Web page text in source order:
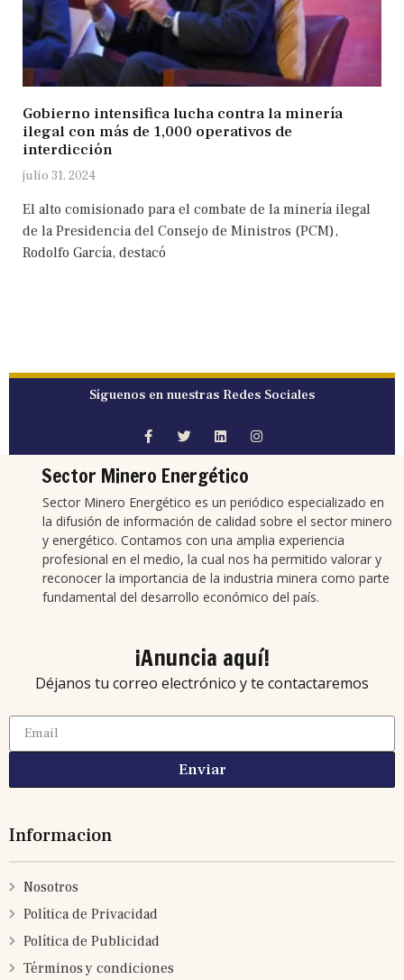
Gobierno intensifica lucha contra la minería
ilegal con más de 1,000 operativos de
interdicción
julio 31, 2024
El alto comisionado para el combate de la minería ilegal
de la Presidencia del Consejo de Ministros (PCM),
Rodolfo García, destacó
Síguenos en nuestras Redes Sociales
Sector Minero Energético
Sector Minero Energético es un periódico especializado en
la difusión de información de calidad sobre el sector minero
y energético. Contamos con una amplia experiencia
profesional en el medio, la cual nos ha permitido valorar y
reconocer la importancia de la industria minera como parte
fundamental del desarrollo económico del país.
¡Anuncia aquí!
Déjanos tu correo electrónico y te contactaremos
Enviar
Informacion
Nosotros
Política de Privacidad
Política de Publicidad
Términos y condiciones